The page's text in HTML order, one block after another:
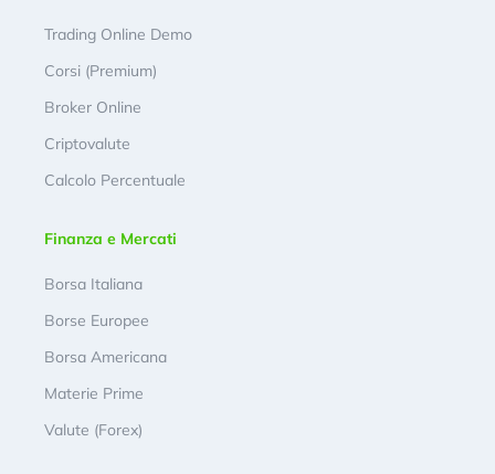
Trading Online Demo
Corsi (Premium)
Broker Online
Criptovalute
Calcolo Percentuale
Finanza e Mercati
Borsa Italiana
Borse Europee
Borsa Americana
Materie Prime
Valute (Forex)